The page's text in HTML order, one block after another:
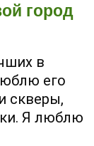
город
в
его
скверы,
Я люблю